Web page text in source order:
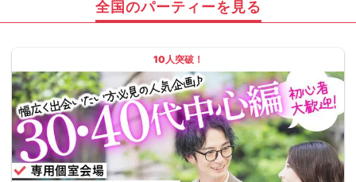
全国のパーティーを見る
10人突破！